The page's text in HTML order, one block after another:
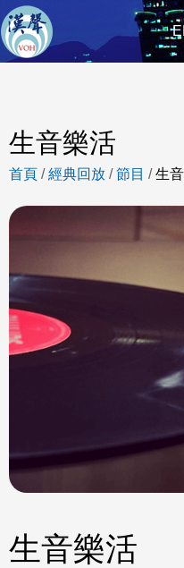
生音樂活
首頁 /經典回放 /節目 /生
生音樂活